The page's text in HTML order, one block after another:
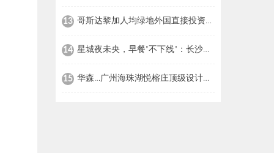
13 哥斯达黎加人均绿地外国直接投资项目位居世界十大目的地之列
14 星城夜未央，早餐"不下线"：长沙玛珂酒店推出每日早餐服务延时至下午2时
15 华森…广州海珠湖悦榕庄顶级设计阵容 共筑城央湿地畔的世界级度假目的地